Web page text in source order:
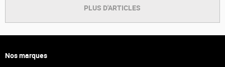
PLUS D'ARTICLES
Nos marques